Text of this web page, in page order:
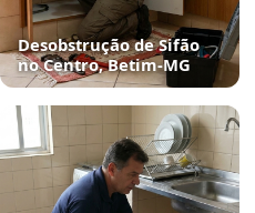
Desobstrução de Sifão
no Centro, Betim‑MG